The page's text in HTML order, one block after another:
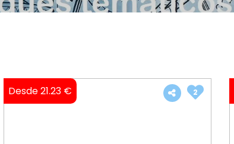
Desde 21.23 € 2